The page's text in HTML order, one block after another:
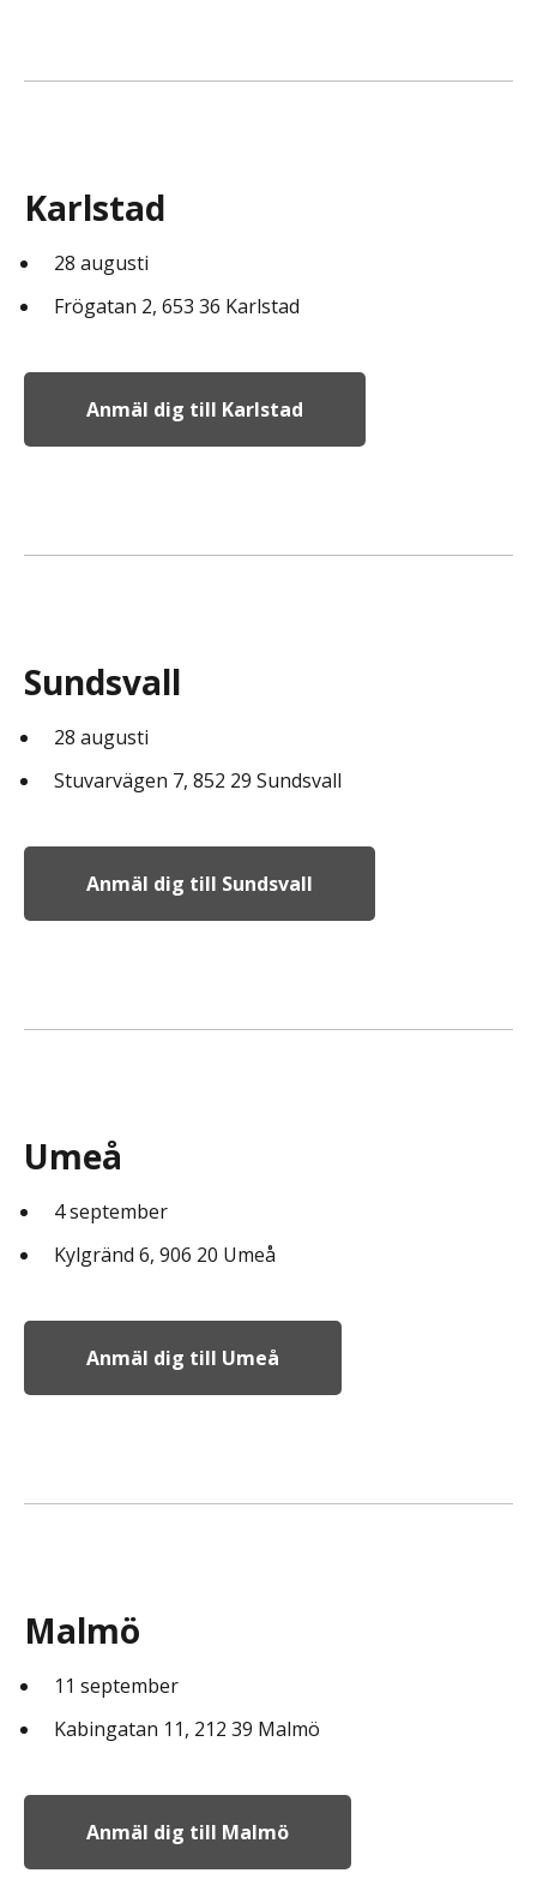
Karlstad
28 augusti
Frögatan 2, 653 36 Karlstad
Anmäl dig till Karlstad
Sundsvall
28 augusti
Stuvarvägen 7, 852 29 Sundsvall
Anmäl dig till Sundsvall
Umeå
4 september
Kylgränd 6, 906 20 Umeå
Anmäl dig till Umeå
Malmö
11 september
Kabingatan 11, 212 39 Malmö
Anmäl dig till Malmö